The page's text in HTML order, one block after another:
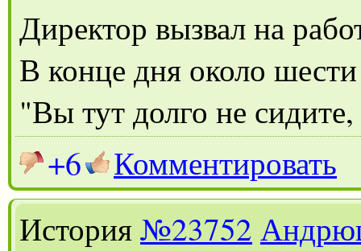
Директор вызвал на
В конце дня около
"Вы тут долго не
+6
Комментировать
История№23752